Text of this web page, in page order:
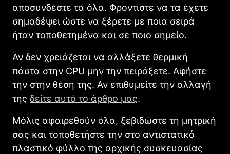
αποσυνδέστε τα όλα. Φροντίστε να τα έχετε
σημαδέψει ώστε να ξέρετε με ποια σειρά
ήταν τοποθετημένα και σε ποιο σημείο.
Αν δεν χρειάζεται να αλλάξετε θερμική
πάστα στην CPU μην την πειράξετε. Αφήστε
την στην θέση της. Αν επιθυμείτε την αλλαγή
της δείτε αυτό το άρθρο μας.
Μόλις αφαιρεθούν όλα, ξεβιδώστε τη μητρική
σας και τοποθετήστε την στο αντιστατικό
πλαστικό φύλλο της αρχικής συσκευασίας